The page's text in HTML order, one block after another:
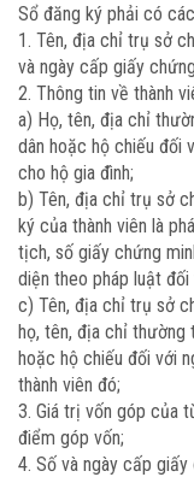
Sổ đăng ký phải có
1. Tên, địa chỉ trụ sở
và ngày cấp giấy
2. Thông tin về thành
a) Họ, tên, địa chỉ
dân hoặc hộ chiếu đối
cho hộ gia đình;
b) Tên, địa chỉ trụ sở
ký của thành viên là
tịch, số giấy chứng
diện theo pháp luật đối
c) Tên, địa chỉ trụ sở
họ, tên, địa chỉ thường
hoặc hộ chiếu đối với
thành viên đó;
3. Giá trị vốn góp của
điểm góp vốn;
4. Số và ngày cấp